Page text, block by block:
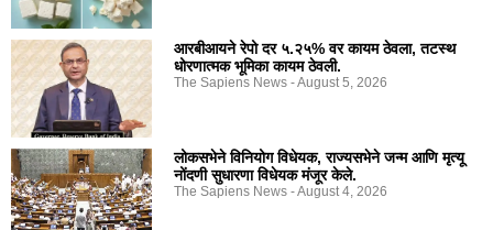
आरबीआयने रेपो दर ५.२५% वर कायम ठेवला, तटस्थ
धोरणात्मक भूमिका कायम ठेवली.
The Sapiens News August 5, 2026
लोकसभेने विनियोग विधेयक, राज्यसभेने जन्म आणि मृत्यू
नोंदणी सुधारणा विधेयक मंजूर केले.
The Sapiens News August 4, 2026